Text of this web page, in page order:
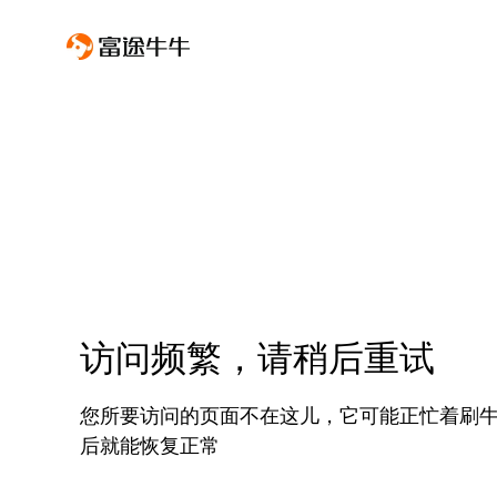
访问频繁，请稍后重试
您所要访问的页面不在这儿，它可能正忙着刷
后就能恢复正常